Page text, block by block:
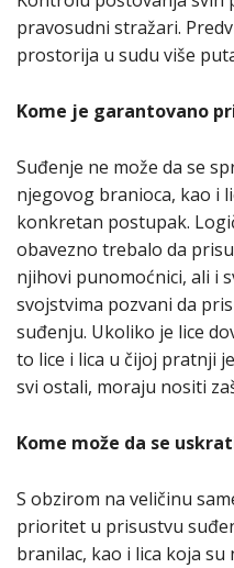
pravosudni stražari.
prostorija u sudu više
Kome je garantovano
Suđenje ne može da se
njegovog branioca, kao i
konkretan postupak.
obavezno trebalo da
njihovi punomoćnici, ali i
svojstvima pozvani da
suđenju. Ukoliko je lice
to lice i lica u čijoj pratnji
svi ostali, moraju nositi
Kome može da se
S obzirom na veličinu
prioritet u prisustvu
branilac, kao i lica koja